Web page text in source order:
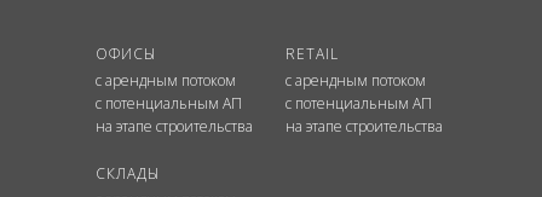
ОФИСЫ
с арендным потоком
с потенциальным АП
на этапе строительства
RETAIL
с арендным потоком
с потенциальным АП
на этапе строительства
СКЛАДЫ